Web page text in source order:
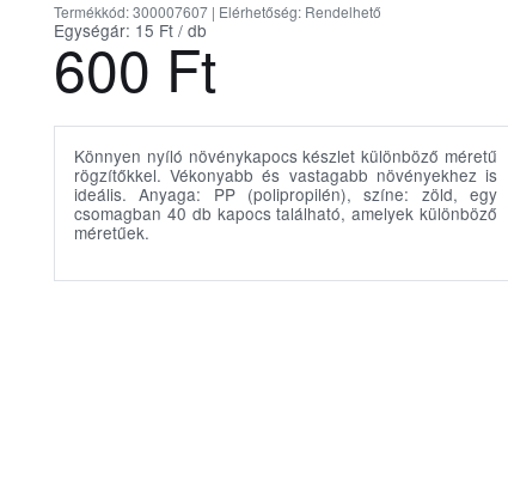
Termékkód: 300007607 | Elérhetőség: Rendelhető
Egységár: 15 Ft / db
600 Ft
Könnyen nyíló növénykapocs készlet különböző méretű
rögzítőkkel. Vékonyabb és vastagabb növényekhez is
ideális. Anyaga: PP (polipropilén), színe: zöld, egy
csomagban 40 db kapocs található, amelyek különböző
méretűek.